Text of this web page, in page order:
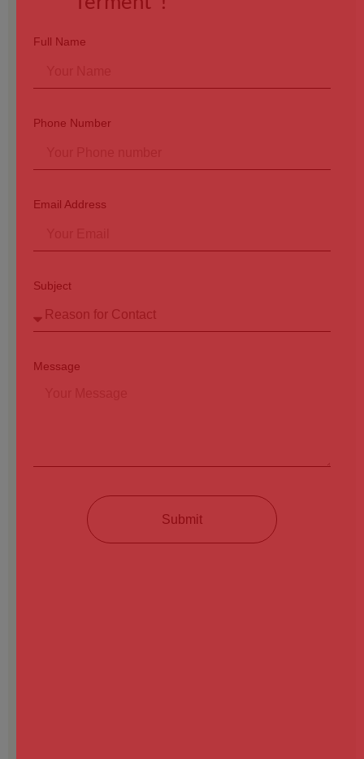
Full Name
Phone Number
Email Address
Subject
Message
Submit